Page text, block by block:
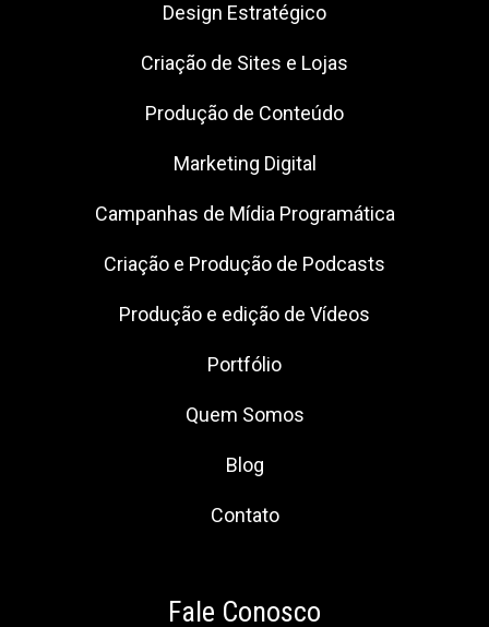
Design Estratégico
Criação de Sites e Lojas
Produção de Conteúdo
Marketing Digital
Campanhas de Mídia Programática
Criação e Produção de Podcasts
Produção e edição de Vídeos
Portfólio
Quem Somos
Blog
Contato
Fale Conosco